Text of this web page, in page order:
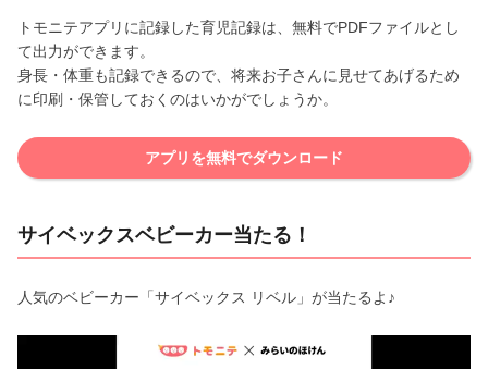
トモニテアプリに記録した育児記録は、無料でPDFファイルとし
て出力ができます。
身長・体重も記録できるので、将来お子さんに見せてあげるため
に印刷・保管しておくのはいかがでしょうか。
アプリを無料でダウンロード
サイベックスベビーカー当たる！
人気のベビーカー「サイベックス リベル」が当たるよ♪